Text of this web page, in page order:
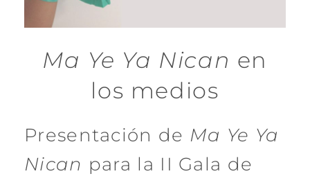
Ma Ye Ya Nican en
los medios
Presentación de Ma Ye Ya
Nican para la II Gala de